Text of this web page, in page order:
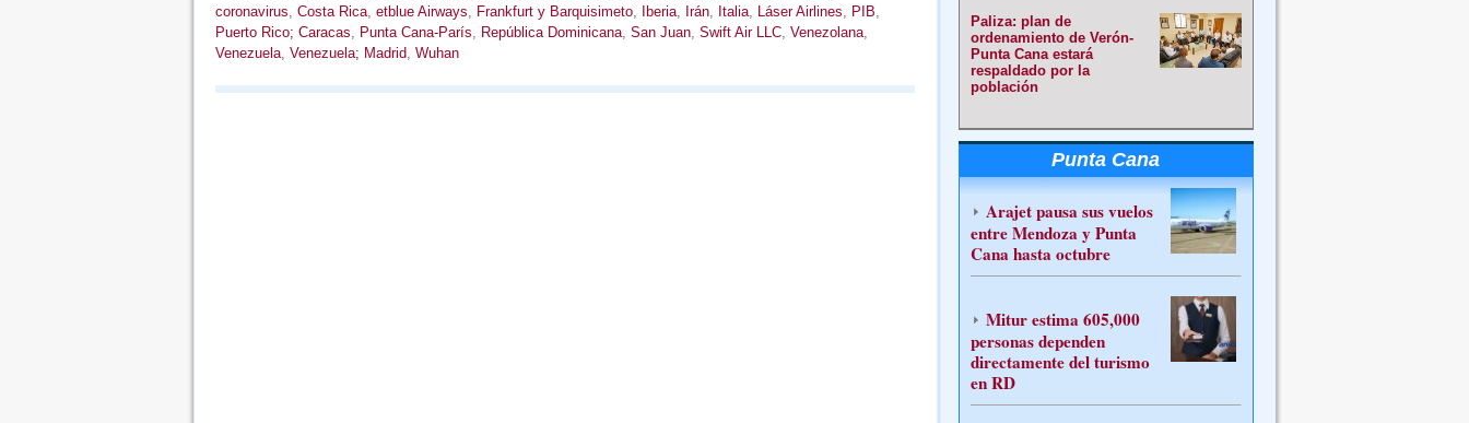
coronavirus, Costa Rica, etblue Airways, Frankfurt y Barquisimeto, Iberia, Irán, Italia, Láser Airlines, PIB,
Puerto Rico; Caracas, Punta Cana-París, República Dominicana, San Juan, Swift Air LLC, Venezolana,
Venezuela, Venezuela; Madrid, Wuhan
Paliza: plan de
ordenamiento de Verón-
Punta Cana estará
respaldado por la
población
Punta Cana
Arajet pausa sus vuelos
entre Mendoza y Punta
Cana hasta octubre
Mitur estima 605,000
personas dependen
directamente del turismo
en RD